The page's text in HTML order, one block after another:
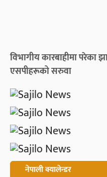
विभागीय कारबाहीमा परेका
एसपीहरूको सरुवा
नेपाली क्यालेन्डर